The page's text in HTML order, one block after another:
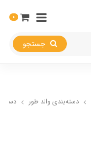
0
دسته‌بندی والد طور دسته